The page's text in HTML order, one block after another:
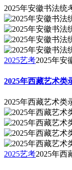
2025年安徽书法统
2025艺考2025年安
2025年西藏艺术类
2025年西藏艺术类
2025艺考2025年西